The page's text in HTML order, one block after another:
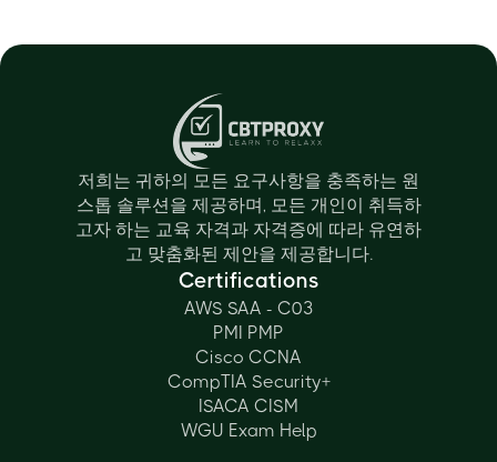
저희는 귀하의 모든 요구사항을 충족하는 원
스톱 솔루션을 제공하며, 모든 개인이 취득하
고자 하는 교육 자격과 자격증에 따라 유연하
고 맞춤화된 제안을 제공합니다.
Certifications
AWS SAA - C03
PMI PMP
Cisco CCNA
CompTIA Security+
ISACA CISM
WGU Exam Help